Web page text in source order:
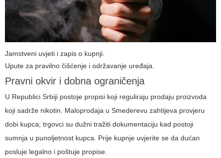
Jamstveni uvjeti i zapis o kupnji.
Upute za pravilno čišćenje i održavanje uređaja.
Pravni okvir i dobna ograničenja
U Republici Srbiji postoje propisi koji reguliraju prodaju proizvoda
koji sadrže nikotin. Maloprodaja u Smederevu zahtijeva provjeru
dobi kupca; trgovci su dužni tražiti dokumentaciju kad postoji
sumnja u punoljetnost kupca. Prije kupnje uvjerite se da dućan
posluje legalno i poštuje propise.